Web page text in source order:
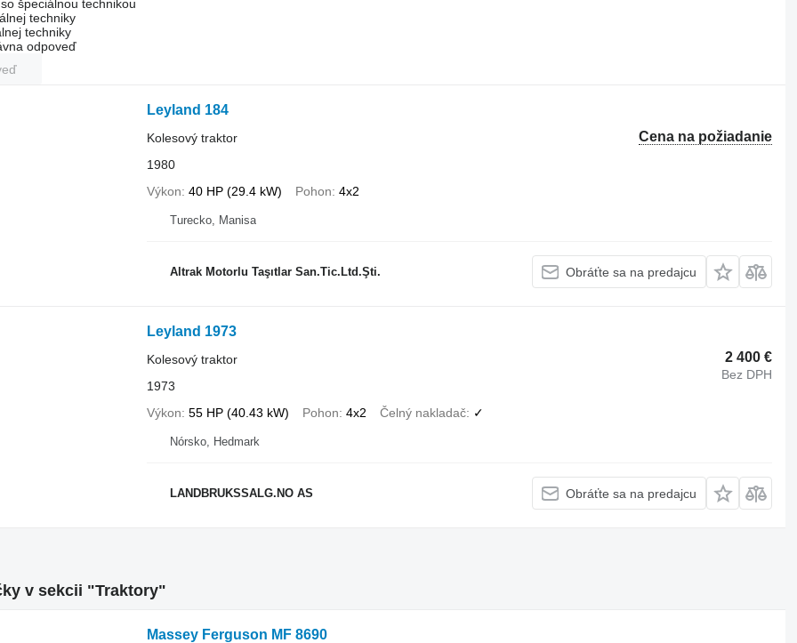
špeciálnou technikou
techniky
techniky
odpoveď
Leyland 184
Cena na požiadanie
Kolesový traktor
1980
Výkon 40 HP (29.4 kW) Pohon 4x2
Turecko, Manisa
Altrak Motorlu Taşıtlar San.Tic.Ltd.Şti. Obráťte sa na predajcu
Leyland 1973
2 400 €
Bez DPH
Kolesový traktor
1973
Výkon 55 HP (40.43 kW) Pohon 4x2 Čelný nakladač ✓
Nórsko, Hedmark
LANDBRUKSSALG.NO AS Obráťte sa na predajcu
v sekcii "Traktory"
Massey Ferguson MF 8690